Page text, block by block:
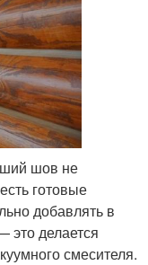
шов не
готовые
добавлять в
это делается
смесителя.